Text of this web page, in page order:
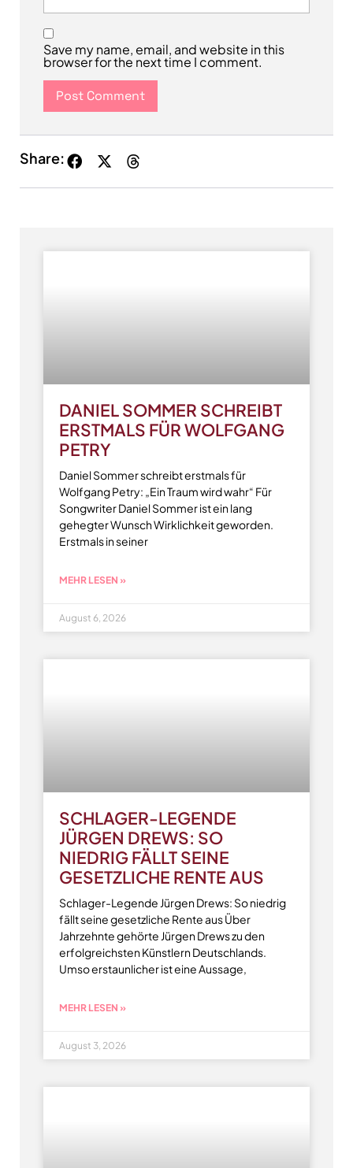
Save my name, email, and website in this
browser for the next time I comment.
Share:
DANIEL SOMMER SCHREIBT
ERSTMALS FÜR WOLFGANG
PETRY
Daniel Sommer schreibt erstmals für
Wolfgang Petry: „Ein Traum wird wahr“ Für
Songwriter Daniel Sommer ist ein lang
gehegter Wunsch Wirklichkeit geworden.
Erstmals in seiner
MEHR LESEN »
August 6, 2026
SCHLAGER-LEGENDE
JÜRGEN DREWS: SO
NIEDRIG FÄLLT SEINE
GESETZLICHE RENTE AUS
Schlager-Legende Jürgen Drews: So niedrig
fällt seine gesetzliche Rente aus Über
Jahrzehnte gehörte Jürgen Drews zu den
erfolgreichsten Künstlern Deutschlands.
Umso erstaunlicher ist eine Aussage,
MEHR LESEN »
August 3, 2026